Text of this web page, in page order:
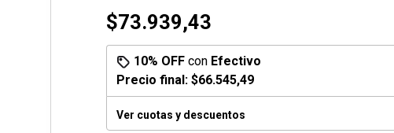
$73.939,43
10% OFF con Efectivo
Precio final: $66.545,49
Ver cuotas y descuentos